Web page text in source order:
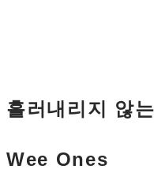
흘러내리지 않
Wee Ones